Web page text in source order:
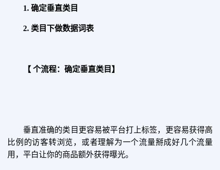
1. 确定垂直类目
2. 类目下做数据词表
【 个流程：确定垂直类目 】
垂直准确的类目更容易被平台打上标签，更容易获得高
比例的访客转浏览，或者理解为一个流量掰成好几个流量
用，平白让你的商品额外获得曝光。